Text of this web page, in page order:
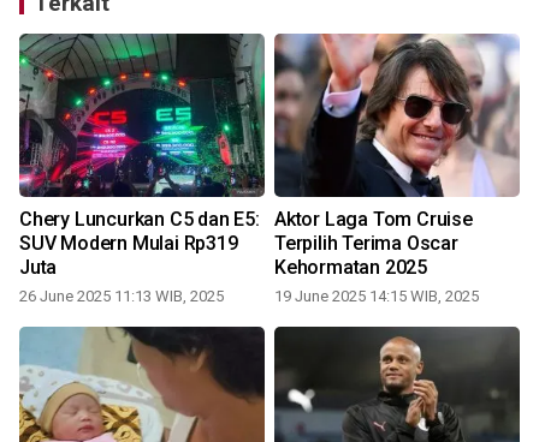
Chery Luncurkan C5 dan E5:
SUV Modern Mulai Rp319
Juta
26 June 2025 11:13 WIB, 2025
Aktor Laga Tom Cruise
Terpilih Terima Oscar
Kehormatan 2025
19 June 2025 14:15 WIB, 2025